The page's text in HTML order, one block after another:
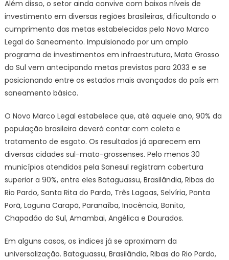
Além disso, o setor ainda convive com baixos níveis de
investimento em diversas regiões brasileiras, dificultando o
cumprimento das metas estabelecidas pelo Novo Marco
Legal do Saneamento. Impulsionado por um amplo
programa de investimentos em infraestrutura, Mato Grosso
do Sul vem antecipando metas previstas para 2033 e se
posicionando entre os estados mais avançados do país em
saneamento básico.
O Novo Marco Legal estabelece que, até aquele ano, 90% da
população brasileira deverá contar com coleta e
tratamento de esgoto. Os resultados já aparecem em
diversas cidades sul-mato-grossenses. Pelo menos 30
municípios atendidos pela Sanesul registram cobertura
superior a 90%, entre eles Bataguassu, Brasilândia, Ribas do
Rio Pardo, Santa Rita do Pardo, Três Lagoas, Selvíria, Ponta
Porã, Laguna Carapã, Paranaíba, Inocência, Bonito,
Chapadão do Sul, Amambai, Angélica e Dourados.
Em alguns casos, os índices já se aproximam da
universalização. Bataguassu, Brasilândia, Ribas do Rio Pardo,